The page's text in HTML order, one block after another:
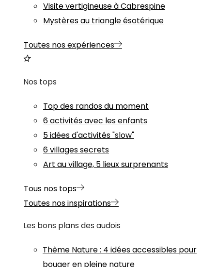
Visite vertigineuse à Cabrespine
Mystères au triangle ésotérique
Toutes nos expériences
Nos tops
Top des randos du moment
6 activités avec les enfants
5 idées d'activités "slow"
6 villages secrets
Art au village, 5 lieux surprenants
Tous nos tops
Toutes nos inspirations
Les bons plans des audois
Thème Nature: 4 idées accessibles pour
bouger en pleine nature